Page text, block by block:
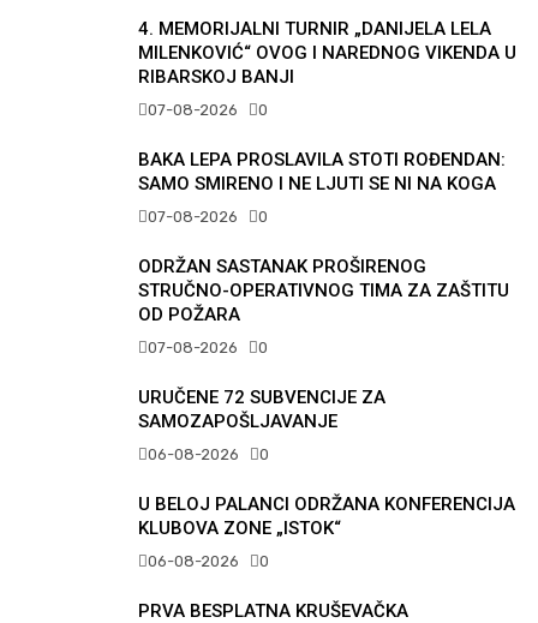
4. MEMORIJALNI TURNIR „DANIJELA LELA
MILENKOVIĆ“ OVOG I NAREDNOG VIKENDA U
RIBARSKOJ BANJI
07-08-2026 0
BAKA LEPA PROSLAVILA STOTI ROĐENDAN:
SAMO SMIRENO I NE LJUTI SE NI NA KOGA
07-08-2026 0
ODRŽAN SASTANAK PROŠIRENOG
STRUČNO-OPERATIVNOG TIMA ZA ZAŠTITU
OD POŽARA
07-08-2026 0
URUČENE 72 SUBVENCIJE ZA
SAMOZAPOŠLJAVANJE
06-08-2026 0
U BELOJ PALANCI ODRŽANA KONFERENCIJA
KLUBOVA ZONE „ISTOK“
06-08-2026 0
PRVA BESPLATNA KRUŠEVAČKA